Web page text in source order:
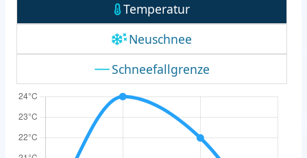
Temperatur
Neuschnee
Schneefallgrenze